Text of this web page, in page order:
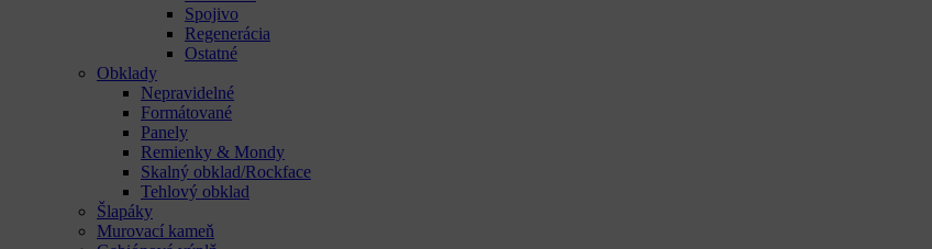
Spojivo
Regenerácia
Ostatné
Obklady
Nepravidelné
Formátované
Panely
Remienky & Mondy
Skalný obklad/Rockface
Tehlový obklad
Šlapáky
Murovací kameň